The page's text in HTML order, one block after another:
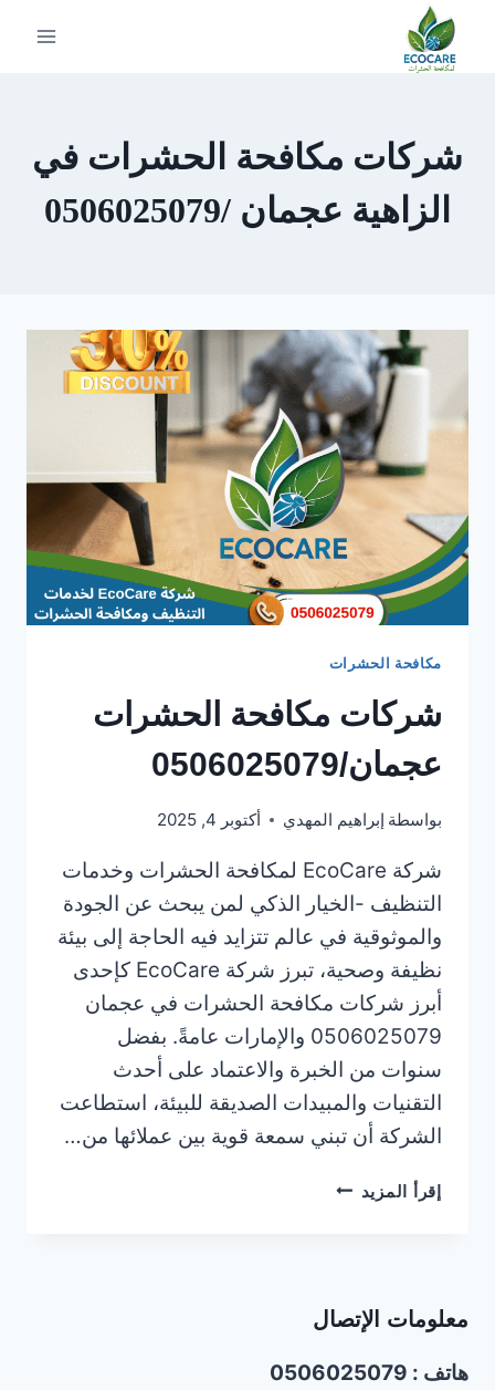
التجاوز
شركات مكافحة الحشرات في
الزاهية عجمان /0506025079
مكافحة الحشرات
شركات مكافحة الحشرات
عجمان/0506025079
بواسطة إبراهيم المهدي أكتوبر 4, 2025
شركة EcoCare لمكافحة الحشرات وخدمات
التنظيف -الخيار الذكي لمن يبحث عن الجودة
والموثوقية في عالم تتزايد فيه الحاجة إلى بيئة
نظيفة وصحية، تبرز شركة EcoCare كإحدى
أبرز شركات مكافحة الحشرات في عجمان
0506025079 والإمارات عامةً. بفضل
سنوات من الخبرة والاعتماد على أحدث
التقنيات والمبيدات الصديقة للبيئة، استطاعت
الشركة أن تبني سمعة قوية بين عملائها من…
إقرأ المزيد شركات
معلومات الإتصال
هاتف : 0506025079